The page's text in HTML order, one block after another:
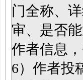
门全称、
审、是否
作者信息
6）作者投